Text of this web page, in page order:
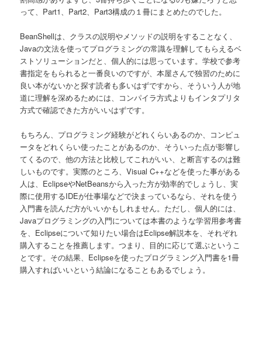
って、Part1、Part2、Part3構成の１冊にまとめたのでした。
BeanShellは、クラスの説明やメソッドの説明をすることなく、
Javaの文法を使ってプログラミングの常識を理解してもらえるベ
ストソリューションだと、個人的には思っています。学校で参考
書指定をもられると一番良いのですが、本屋さんで独習のために
良い本がないかと探す読者も多いはずですから、そういう人が地
道に理解を深めるためには、コンパイラ方式よりもインタプリタ
方式で確認できた方がいいはずです。
もちろん、プログラミング経験がどれくらいあるのか、コンピュ
ータをどれくらい使ったことがあるのか、そういった点が影響し
てくるので、他の方法と比較してこれがいい、と断言するのは難
しいものです。実際のところ、Visual C++などを使った事がある
人は、EclipseやNetBeansから入った方が効率的でしょうし、実
際に使用するIDEが仕事場などで決まっているなら、それを使う
入門書を読んだ方がいいかもしれません。ただし、個人的には、
Javaプログラミングの入門については本書のような学習用参考書
を、Eclipseについて知りたい場合はEclipse解説本を、それぞれ
購入することを推薦します。つまり、目的に応じて選ぶというこ
とです。その結果、Eclipseを使ったプログラミング入門書を1冊
購入すればいいという結論になることもあるでしょう。